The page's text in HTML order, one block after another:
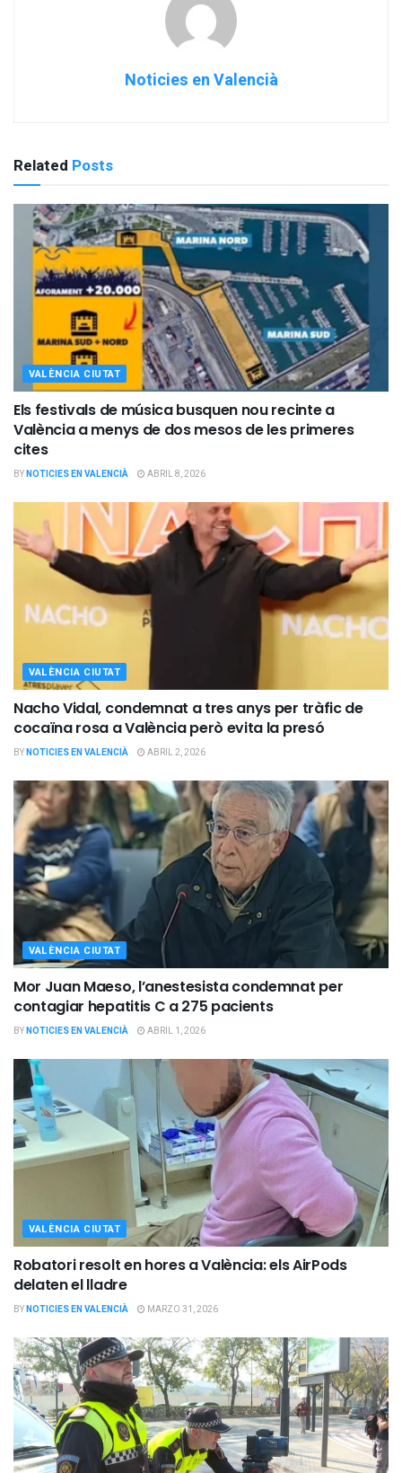
Noticies en Valencià
Related Posts
VALÈNCIA CIUTAT
Els festivals de música busquen nou recinte a
València a menys de dos mesos de les primeres
cites
BYNOTICIES EN VALENCIÀ ABRIL 8, 2026
VALÈNCIA CIUTAT
Nacho Vidal, condemnat a tres anys per tràfic de
cocaïna rosa a València però evita la presó
BYNOTICIES EN VALENCIÀ ABRIL 2, 2026
VALÈNCIA CIUTAT
Mor Juan Maeso, l’anestesista condemnat per
contagiar hepatitis C a 275 pacients
BYNOTICIES EN VALENCIÀ ABRIL 1, 2026
VALÈNCIA CIUTAT
Robatori resolt en hores a València: els AirPods
delaten el lladre
BYNOTICIES EN VALENCIÀ MARZO 31, 2026